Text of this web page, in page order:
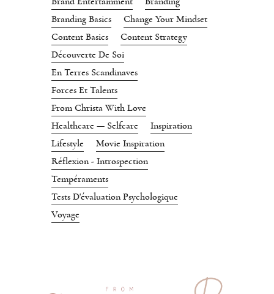
Branding Basics
Change Your Mindset
Content Basics
Content Strategy
Découverte De Soi
En Terres Scandinaves
Forces Et Talents
From Christa With Love
Healthcare — Selfcare
Inspiration
Lifestyle
Movie Inspiration
Réflexion - Introspection
Tempéraments
Tests D'évaluation Psychologique
Voyage